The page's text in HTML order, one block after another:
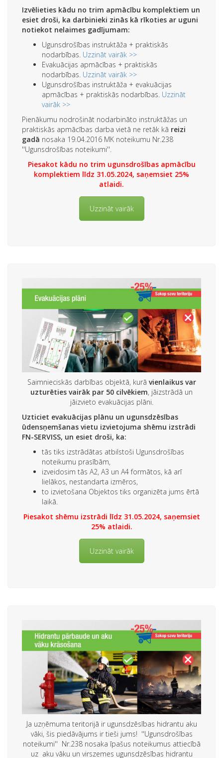
Izvēlieties kādu no trim apmācību komplektiem un
esiet droši, ka darbinieki zinās kā rīkoties ar uguni
notiekot nelaimes gadījumam:
Ugunsdrošības instruktāža + praktiskās
nodarbības. Uzzināt vairāk >>
Evakuācijas apmācības + praktiskās
nodarbības. Uzzināt vairāk >>
Ugunsdrošības instruktāža + evakuācijas
apmācības + praktiskās nodarbības. Uzzināt
vairāk >>
Pienākumu nodrošināt nodarbināto instruktāžas un
praktiskās apmācības darba vietā ne retāk kā reizi
gadā nosaka 19.04.2016 MK noteikumu Nr.238
''Ugunsdrošības noteikumi''.
Piesakot kādu no trim ugunsdrošības apmācību
komplektiem līdz 31.05.2024, saņemsiet 25%
atlaidi.
Uzzināt vairāk
Saimnieciskās darbības objektā, kurā vienlaikus var
uzturēties vairāk par 50 cilvēkiem, jāizstrādā un
jāizvieto evakuācijas plāni.
Uzticiet evakuācijas plānu un ugunsdzēsības
ūdensņemšanas vietu izvietojuma shēmu izstrādi
FN-SERVISS, un esiet droši, ka:
tās tiks izstrādātas atbilstoši Ugunsdrošības
noteikumu prasībām,
izveidosim tās A2, A3 un A4 formātos, kā arī
lielākos, nestandarta izmēros,
to izvietošana Objektos tiks organizēta jums ērtā
laikā.
Piesakot shēmu izstrādi līdz 31.05.2024, saņemsiet
25% atlaidi.
Uzzināt vairāk
Ja uzņēmuma teritorijā ir ugunsdzēsības hidrantu aku
vāki, šis piedāvājums ir tieši jums! ''Ugunsdrošības
noteikumi'' Nr.238 nosaka īpašus noteikumus attiecībā
uz aku vāku un virszemes ugunsdzēsības hidrantu